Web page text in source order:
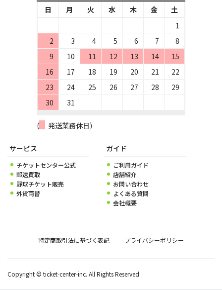
日
月 火 水 木 金
土
1
2
3 4 5 6 7
8
9
10 11 12 13 14
15
16
17 18 19 20 21
22
23
24 25 26 27 28
29
30
31
( 発送業務休日)
サービス
チケットセンター公式
郵送買取
野球チケット販売
外貨両替
ガイド
ご利用ガイド
店舗紹介
お問い合わせ
よくある質問
会社概要
特定商取引法に基づく表記 プライバシーポリシー
Copyright © ticket-center-inc. All Rights Reserved.